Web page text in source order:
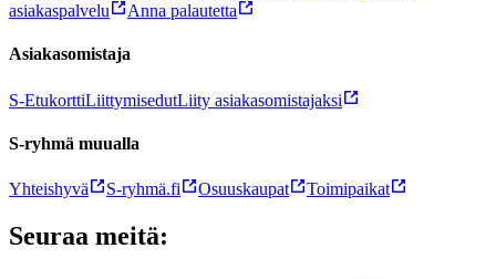
asiakaspalvelu
Anna palautetta
Asiakasomistaja
S-EtukorttiLiittymisedutLiity asiakasomistajaksi
S-ryhmä muualla
Yhteishyvä S-ryhmä.fi Osuuskaupat Toimipaikat
Seuraa meitä: